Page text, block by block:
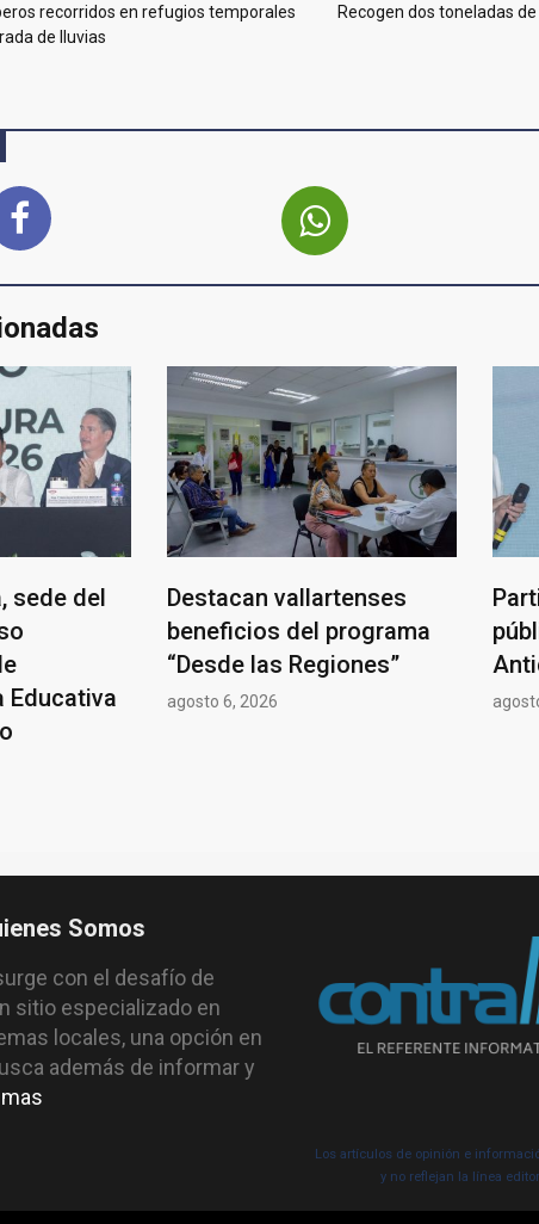
recorridos en refugios temporales
de lluvias
Recogen dos toneladas
sede del
Educativa
Destacan vallartenses
beneficios del programa
“Desde las Regiones”
agosto 6, 2026
Somos
con el desafío de
sitio especializado en
locales, una opción en
además de informar y
Los artículos de opinión e
y no reflejan la línea